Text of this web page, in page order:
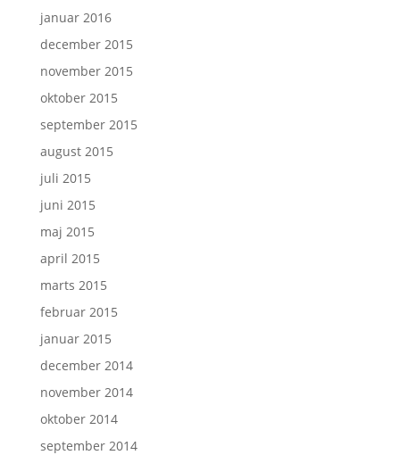
januar 2016
december 2015
november 2015
oktober 2015
september 2015
august 2015
juli 2015
juni 2015
maj 2015
april 2015
marts 2015
februar 2015
januar 2015
december 2014
november 2014
oktober 2014
september 2014